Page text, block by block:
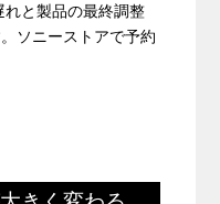
れと製品の最終調整
ソニーストアで予約